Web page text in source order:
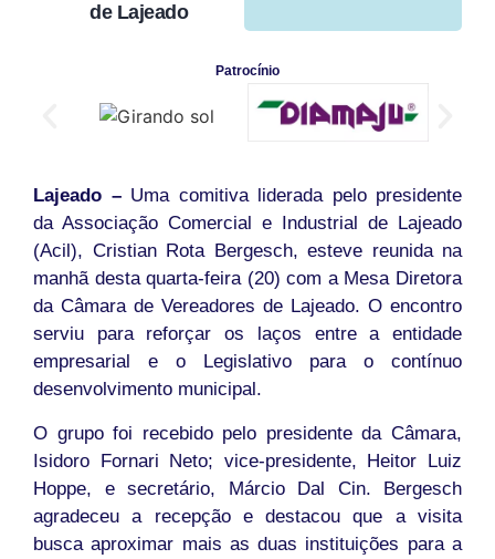
de Lajeado
Patrocínio
Lajeado –Uma comitiva liderada pelo presidente
da Associação Comercial e Industrial de Lajeado
(Acil), Cristian Rota Bergesch, esteve reunida na
manhã desta quarta-feira (20) com a Mesa Diretora
da Câmara de Vereadores de Lajeado. O encontro
serviu para reforçar os laços entre a entidade
empresarial e o Legislativo para o contínuo
desenvolvimento municipal.
O grupo foi recebido pelo presidente da Câmara,
Isidoro Fornari Neto; vice-presidente, Heitor Luiz
Hoppe, e secretário, Márcio Dal Cin. Bergesch
agradeceu a recepção e destacou que a visita
busca aproximar mais as duas instituições para a